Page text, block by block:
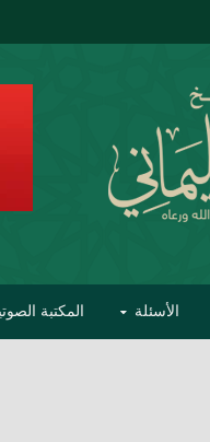
الأسئلة المكتبة